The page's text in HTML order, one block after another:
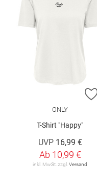
ONLY
T-Shirt "Happy"
UVP 16,99 €
Ab 10,99 €
inkl. MwSt. zzgl.Versand